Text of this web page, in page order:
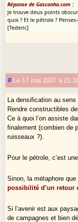
Réponse de Gasconha.com :
Je trouve deux points
quoi ? Et le pétrole ?
[Tederic]
# Le 17 mai 2007 à
La densification au sens
Rendre constructibles
Ce à quoi l’on assiste
finalement (combien de
ruisseaux ?).
Pour le pétrole, c’est
Sinon, la métaphore
possibilité d’un retour
Si l’avenir est aux
de campagnes et bien